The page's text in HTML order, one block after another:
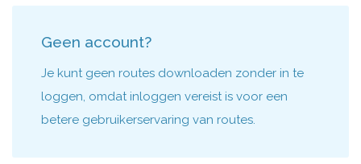
Geen account?
Je kunt geen routes downloaden zonder in te
loggen, omdat inloggen vereist is voor een
betere gebruikerservaring van routes.